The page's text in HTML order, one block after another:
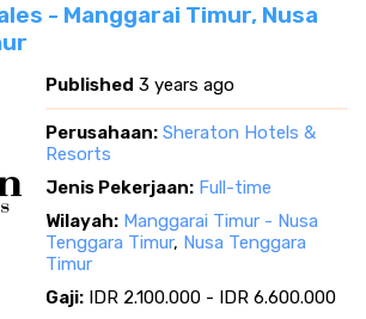
- Manggarai Timur, Nusa
Published 3 years ago
Perusahaan: Sheraton Hotels &
Resorts
Jenis Pekerjaan: Full-time
Wilayah: Manggarai Timur - Nusa
Tenggara Timur, Nusa Tenggara
Timur
Gaji: IDR 2.100.000 - IDR 6.600.000